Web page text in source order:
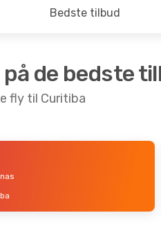
Bedste tilbud
på de bedste
fly til Curitiba
LATAM